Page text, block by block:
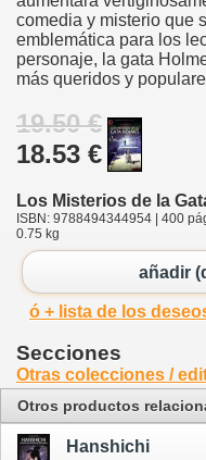
comedia y misterio que
emblemática para los
personaje, la gata
más queridos y
19.50 €
18.53 €
Los Misterios de la
ISBN: 9788494344954 | 400
0.75 kg
añadir
ó + lista de los
Secciones
Otras colecciones /
Otros productos
Hanshichi